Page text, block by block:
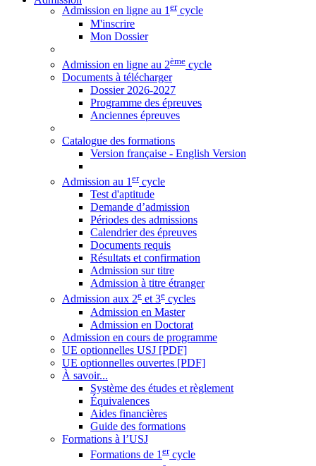
Admission en ligne au 1ercycle
M'inscrire
Mon Dossier
Admission en ligne au 2ème cycle
Documents à télécharger
Dossier 2026-2027
Programme des épreuves
Anciennes épreuves
Catalogue des formations
Version française - English Version
Admission au 1 ercycle
Test d'aptitude
Demande d’admission
Périodes des admissions
Calendrier des épreuves
Documents requis
Résultats et confirmation
Admission sur titre
Admission à titre étranger
Admission aux 2e et 3e cycles
Admission en Master
Admission en Doctorat
Admission en cours de programme
UE optionnelles USJ [PDF]
UE optionnelles ouvertes [PDF]
À savoir...
Système des études et règlement
Équivalences
Aides financières
Guide des formations
Formations à l’USJ
Formations de 1 ercycle